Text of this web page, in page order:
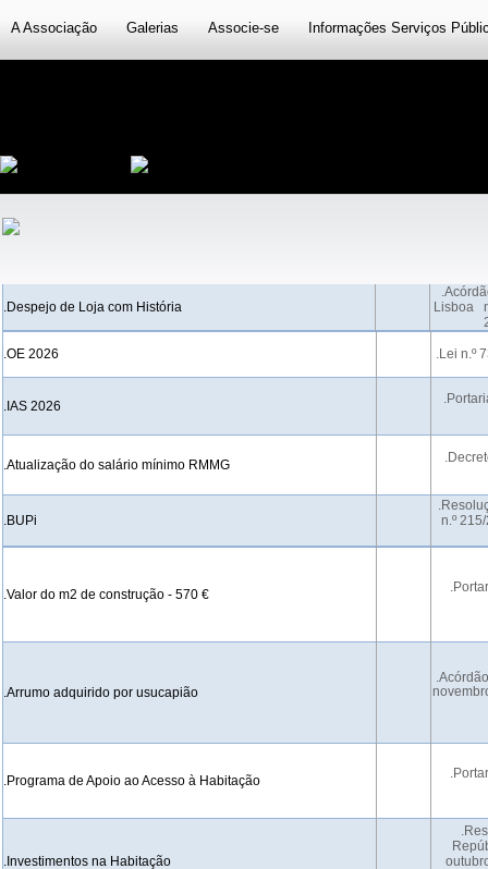
A Associação Galerias Associe-se Informações Serviços
.Despejo de Loja com História
Lisboa
.OE 2026 .Lei n.º
.IAS 2026
.Atualização do salário mínimo RMMG
.BUPi
n.º
.Valor do m2 de construção - 570 €
.Arrumo adquirido por usucapião
.Programa de Apoio ao Acesso à Habitação
.Investimentos na Habitação